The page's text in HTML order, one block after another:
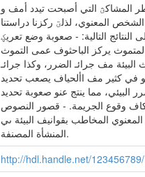
المشاكؿ التي أصبحت تيدد أمف و
المعنوي، لذلؾ ركزنا دراستنا
التالية: - صعوبة وضع تعريؼ
يركز الباحثوف عمى التموث
مف جرائـ الضرر، وكذا جرائـ
في كثير مف األحياف يصعب تحديد
البيئي، مما ينتج عنو صعوبة تحديد
مف حيث زماف و مكاف وقوع الجريمة. - قصور النصوص
المخاطب بقوانيف البيئة ىي
المنشأة المصنفة.
http://hdl.handle.net/